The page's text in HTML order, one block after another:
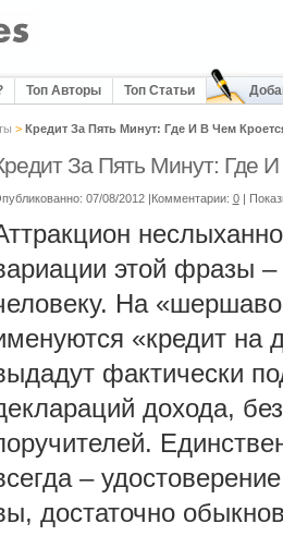
Топ Авторы Топ Статьи
> Кредит За Пять Минут: Где И В Чем
За Пять Минут: Где
07/08/2012 |Комментарии: 0 |
этой фразы
На
«кредит на
фактически
дохода,
–
достаточно